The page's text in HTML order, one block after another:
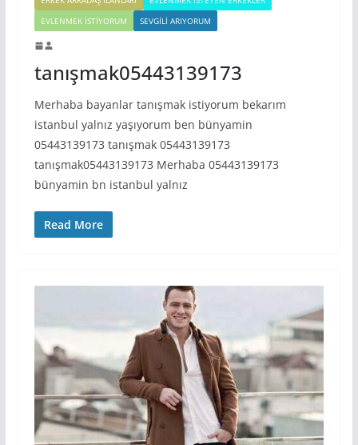
EVLENMEK İSTIYORUM
SEVGILI ARIYORUM
tanışmak05443139173
Merhaba bayanlar tanışmak istiyorum bekarım
istanbul yalnız yaşıyorum ben bünyamin
05443139173 tanışmak 05443139173
tanışmak05443139173 Merhaba 05443139173
bünyamin bn istanbul yalnız
Read More